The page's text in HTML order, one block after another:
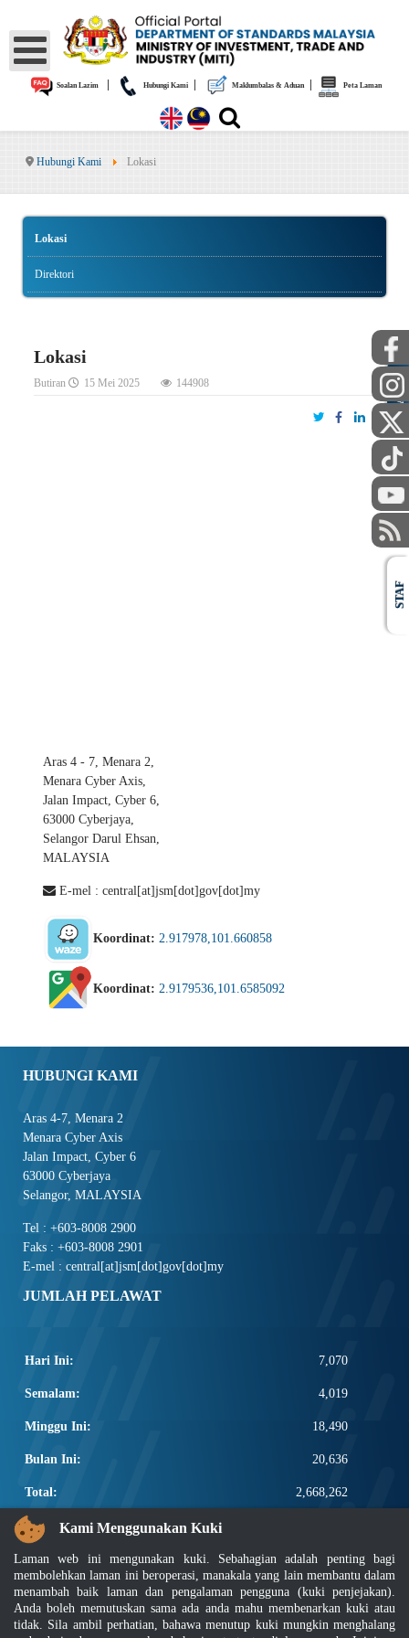
Soalan Lazim| Hubungi Kami| Maklumbalas & Aduan| Peta Laman
Hubungi Kami Lokasi
Lokasi
Direktori
Lokasi
Butiran 15 Mei 2025 144908
Aras 4 - 7, Menara 2,
Menara Cyber Axis,
Jalan Impact, Cyber 6,
63000 Cyberjaya,
Selangor Darul Ehsan,
MALAYSIA
E-mel : central[at]jsm[dot]gov[dot]my
Koordinat: 2.917978,101.660858
Koordinat: 2.9179536,101.6585092
HUBUNGI KAMI
Aras 4-7, Menara 2
Menara Cyber Axis
Jalan Impact, Cyber 6
63000 Cyberjaya
Selangor, MALAYSIA
Tel : +603-8008 2900
Faks : +603-8008 2901
E-mel : central[at]jsm[dot]gov[dot]my
JUMLAH PELAWAT
Hari Ini: 7,070
Semalam: 4,019
Minggu Ini: 18,490
Bulan Ini: 20,636
Total: 2,668,262
PAUTAN POPULAR
Elektroteknikal, ICT dan Pembinaan
Other Notification Search
Regular Notification Search
Notification Subscription
AWAM
STAF
Kami Menggunakan Kuki
Laman web ini mengunakan kuki. Sebahagian adalah penting bagi
membolehkan laman ini beroperasi, manakala yang lain membantu dalam
menambah baik laman dan pengalaman pengguna (kuki penjejakan).
Anda boleh memutuskan sama ada anda mahu membenarkan kuki atau
tidak. Sila ambil perhatian, bahawa menutup kuki mungkin menghalang